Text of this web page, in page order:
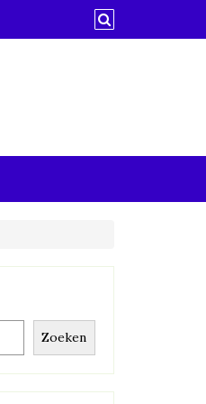
Zoeken